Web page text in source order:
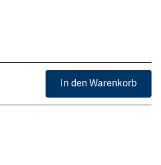
In den Warenkorb